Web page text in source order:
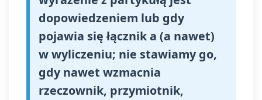
dopowiedzeniem lub gdy
pojawia się łącznik a (a nawet)
w wyliczeniu; nie stawiamy go,
gdy nawet wzmacnia
rzeczownik, przymiotnik,